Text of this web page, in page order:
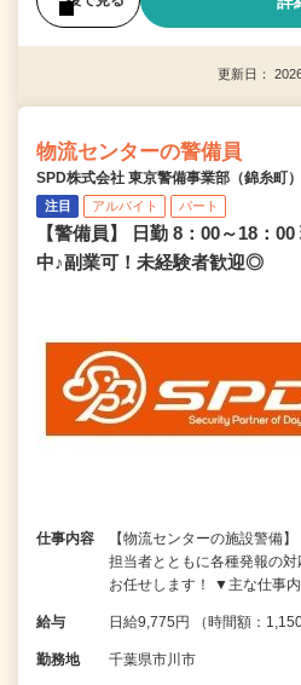
更新日：
物流センターの警備員
SPD株式会社 東京警備事業部（錦糸町）
注目 アルバイト パート
【警備員】 日勤 8：00～18：
中♪副業可！未経験者歓迎◎
仕事内容
【物流センターの施設警備
担当者とともに各種発報の
お任せします！ ▼主な仕事
給与 日給9,775円 （時間額：1,150
勤務地 千葉県市川市